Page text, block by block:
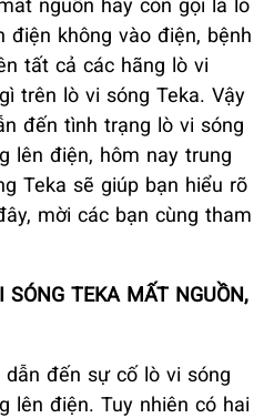
điện không vào điện, bệnh
tất cả các hãng lò vi
trên lò vi sóng Teka. Vậy
đến tình trạng lò vi sóng
lên điện, hôm nay trung
Teka sẽ giúp bạn hiểu rõ
mời các bạn cùng tham
TEKA MẤT NGUỒN,
đến sự cố lò vi sóng
lên điện. Tuy nhiên có hai